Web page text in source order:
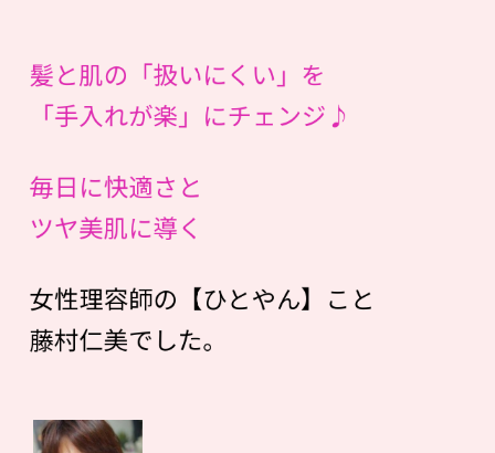
髪と肌の「扱いにくい」を
「手入れが楽」にチェンジ♪
毎日に快適さと
ツヤ美肌に導く
女性理容師の【ひとやん】こと
藤村仁美でした。